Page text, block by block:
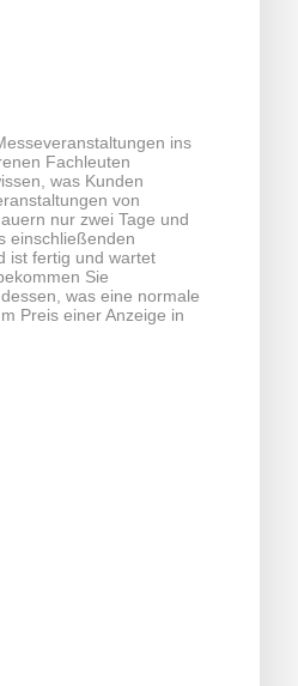
ins
Fachleuten
was Kunden
von
nur zwei Tage und
einschließenden
ist fertig und wartet
Sie
was eine normale
Preis einer Anzeige in